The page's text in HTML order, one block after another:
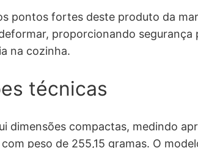
pontos fortes deste produto da
proporcionando
na cozinha.
técnicas
dimensões compactas, medindo
peso de 255,15 gramas. O